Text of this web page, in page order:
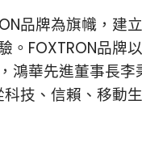
品牌為旗幟，
。FOXTRON品
鴻華先進董事長
科技、信賴、移